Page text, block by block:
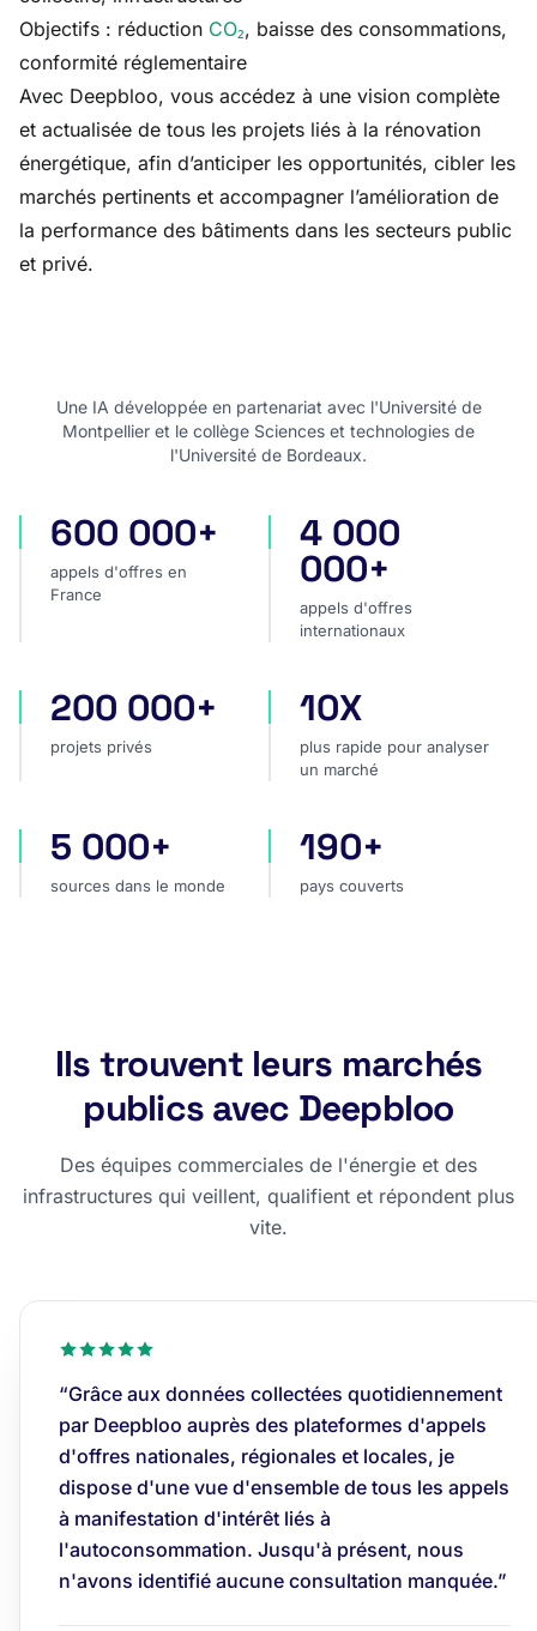
Objectifs : réduction CO₂, baisse des consommations,
conformité réglementaire
Avec Deepbloo, vous accédez à une vision complète
et actualisée de tous les projets liés à la rénovation
énergétique, afin d’anticiper les opportunités, cibler les
marchés pertinents et accompagner l’amélioration de
la performance des bâtiments dans les secteurs public
et privé.
Une IA développée en partenariat avec l'Université de
Montpellier et le collège Sciences et technologies de
l'Université de Bordeaux.
appels d'offres en France
600 000+
appels d'offres en
France
appels d'offres
4 000
000+
appels d'offres
internationaux
projets privés
200 000+
projets privés
plus rapide pour analyser
10X
plus rapide pour analyser
un marché
sources dans le monde
5 000+
sources dans le monde
pays couverts
190+
pays couverts
Ils trouvent leurs marchés
publics avec Deepbloo
Des équipes commerciales de l'énergie et des
infrastructures qui veillent, qualifient et répondent plus
vite.
“Grâce aux données collectées quotidiennement
par Deepbloo auprès des plateformes d'appels
d'offres nationales, régionales et locales, je
dispose d'une vue d'ensemble de tous les appels
à manifestation d'intérêt liés à
l'autoconsommation. Jusqu'à présent, nous
n'avons identifié aucune consultation manquée.”